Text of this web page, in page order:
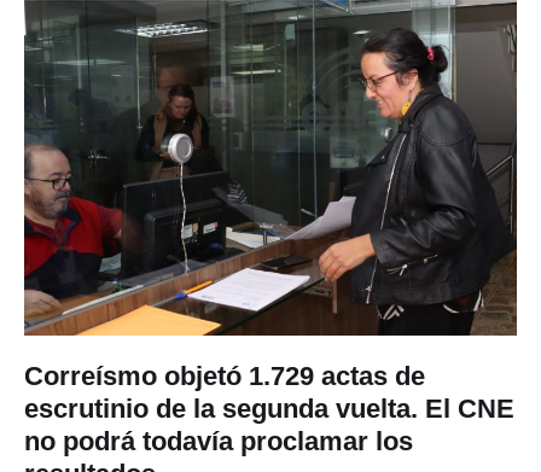
escrutinio de la segunda vuelta. El CNE
no podrá todavía proclamar los
resultados